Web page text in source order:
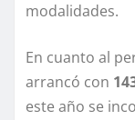
modalidades.
En cuanto al
arrancó con
este año se